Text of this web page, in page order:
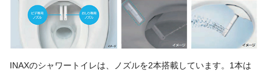
INAXのシャワートイレは、ノズルを2本搭載しています。1本は